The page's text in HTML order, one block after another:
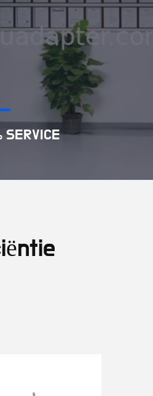
SERVICE